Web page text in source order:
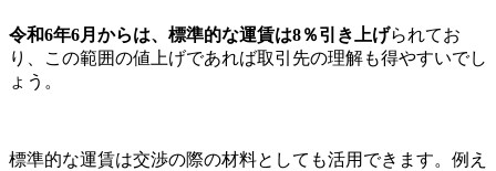
令和6年6月からは、標準的な運賃は8％引き上げられてお
り、この範囲の値上げであれば取引先の理解も得やすいでし
ょう。
標準的な運賃は交渉の際の材料としても活用できます。例え